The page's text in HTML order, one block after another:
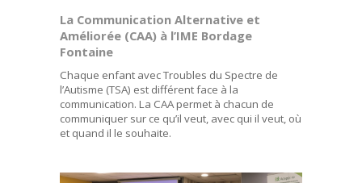
La Communication Alternative et
Améliorée (CAA) à l’IME Bordage
Fontaine
Chaque enfant avec Troubles du Spectre de
l’Autisme (TSA) est différent face à la
communication. La CAA permet à chacun de
communiquer sur ce qu’il veut, avec qui il veut, où
et quand il le souhaite.